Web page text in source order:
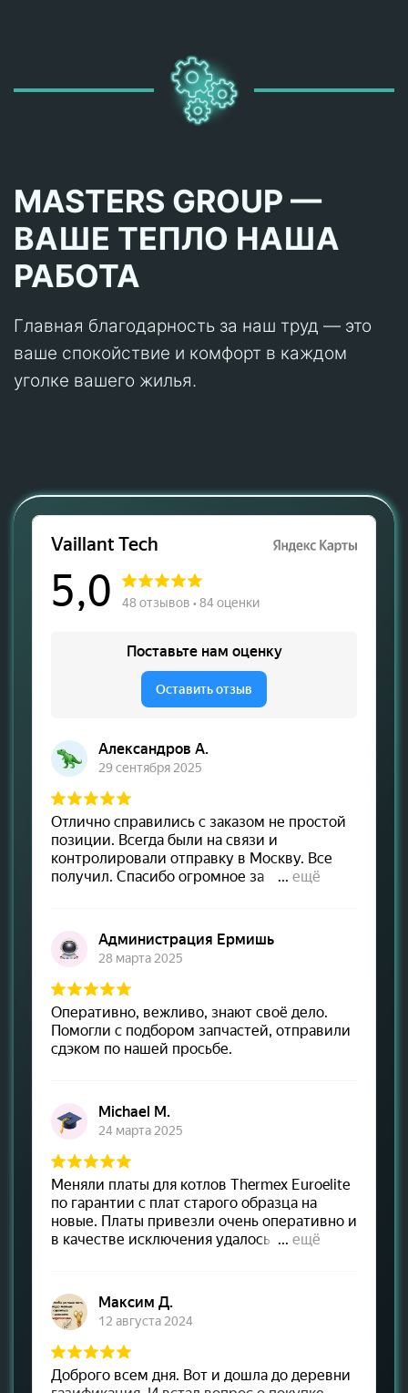
MASTERS GROUP —
ВАШЕ ТЕПЛО НАША
РАБОТА
Главная благодарность за наш труд — это
ваше спокойствие и комфорт в каждом
уголке вашего жилья.